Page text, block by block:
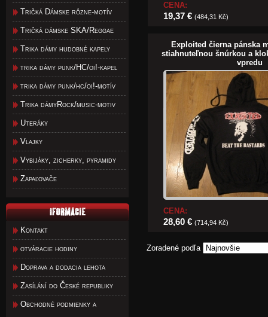
Tričká Dámske rôzne-motív
Tričká dámske SKA/Reggae
Trika dámy hudobné kapely
trika dámy punk/HC/oi!-kapel
trika dámy punk/hc/oi!-motív
Trika dámyRock/music-motiv
Uteráky
Vlajky
Vybijáky, zicherky, pyramidy
Zapaľovače
Kontakt
otváracie hodiny
Doprava a dodacia lehota
Zasílání do České republiky
Obchodné podmienky a
CENA:
19,37 € (484,31 Kč)
Exploited čierna pánska
stiahnuteľnou šnúrkou a
vpredu
CENA:
28,60 € (714,94 Kč)
Zoradené podľa